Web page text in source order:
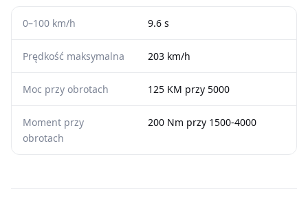
0–100 km/h 9.6 s
Prędkość maksymalna 203 km/h
Moc przy obrotach 125 KM przy 5000
Moment przy
obrotach
200 Nm przy 1500-4000